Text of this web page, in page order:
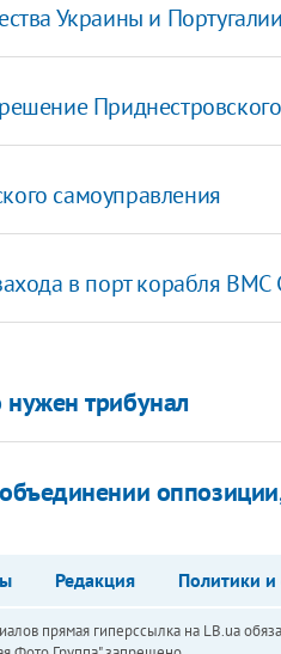
Украины и Португалии
самоуправления
в порт корабля
трибунал
Редакция Политики и
прямая гиперссылка на LB.ua